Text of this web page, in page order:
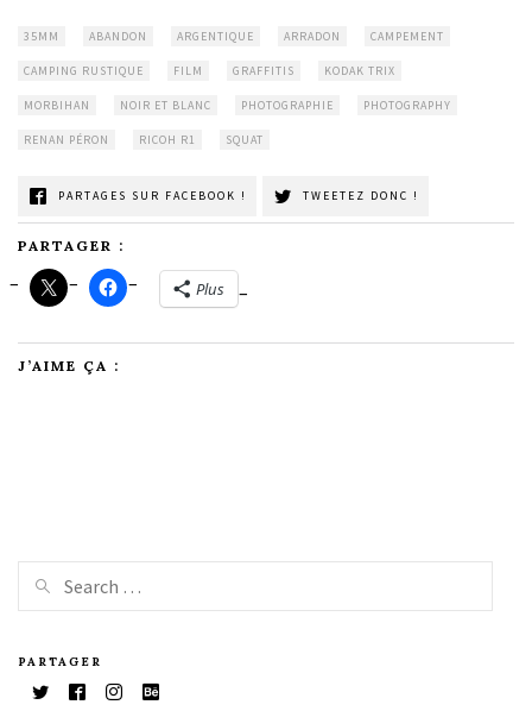
35MM ABANDON ARGENTIQUE ARRADON CAMPEMENT
CAMPING RUSTIQUE FILM GRAFFITIS KODAK TRIX
MORBIHAN NOIR ET BLANC PHOTOGRAPHIE PHOTOGRAPHY
RENAN PÉRON RICOH R1 SQUAT
PARTAGES SUR FACEBOOK ! TWEETEZ DONC !
PARTAGER :
Plus
J’AIME ÇA :
PARTAGER